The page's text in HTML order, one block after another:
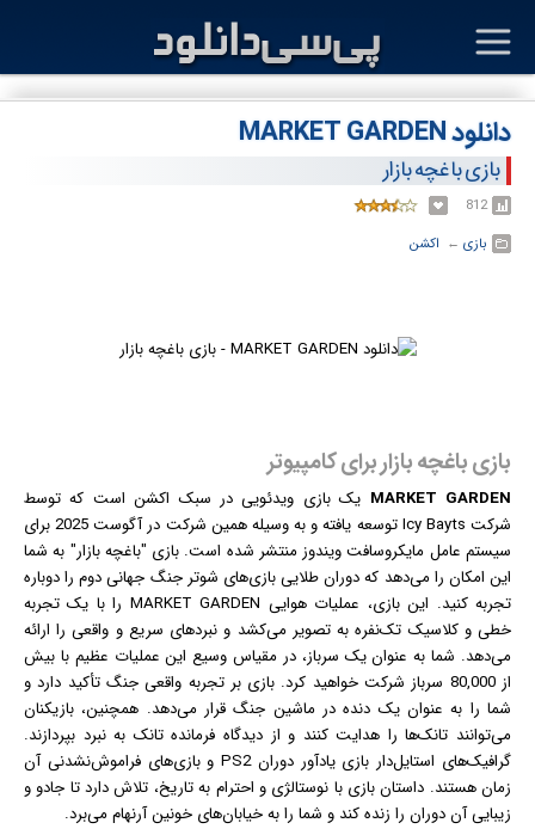
دانلود MARKET GARDEN
بازی باغچه بازار
812
بازی ← ‏ اکشن
بازی باغچه بازار برای کامپیوتر
MARKET GARDEN یکبازی ویدئویی در سبک اکشن است که توسط
شرکت Icy Bayts توسعه یافته و به وسیله همین شرکت در آگوست 2025 برای
سیستم عامل مایکروسافتویندوزمنتشر شده است. بازی "باغچه بازار" به شما
این امکان را می‌دهد که دوران طلایی بازی‌های شوتر جنگ جهانی دوم را دوباره
تجربه کنید. این بازی، عملیات هوایی MARKET GARDEN را با یک تجربه
خطی و کلاسیک تک‌نفره به تصویر می‌کشد و نبردهای سریع و واقعی را ارائه
می‌دهد. شما به عنوان یک سرباز، در مقیاس وسیع این عملیات عظیم با بیش
از 80,000 سرباز شرکت خواهید کرد. بازی بر تجربه واقعی جنگ تأکید دارد و
شما را به عنوان یک دنده در ماشین جنگ قرار می‌دهد. همچنین، بازیکنان
می‌توانند تانک‌ها را هدایت کنند و از دیدگاه فرمانده تانک به نبرد بپردازند.
گرافیک
‌های استایل‌دار بازی یادآور دوران PS2 و بازی‌های فراموش‌نشدنی آن
زمان هستند. داستان بازی با نوستالژی و احترام به تاریخ، تلاش دارد تا جادو و
زیبایی آن دوران را زنده کند و شما را به خیابان‌های خونین آرنهام می‌برد.